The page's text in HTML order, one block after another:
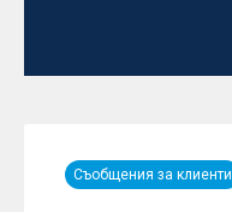
Съобщения за клиенти